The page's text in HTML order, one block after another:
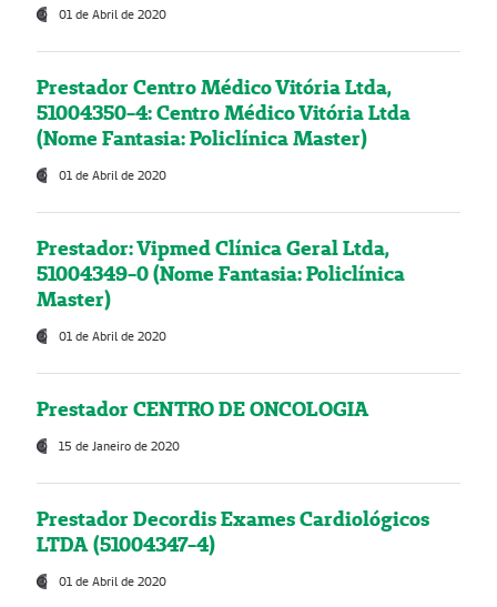
01 de Abril de 2020
Prestador Centro Médico Vitória Ltda,
51004350-4: Centro Médico Vitória Ltda
(Nome Fantasia: Policlínica Master)
01 de Abril de 2020
Prestador: Vipmed Clínica Geral Ltda,
51004349-0 (Nome Fantasia: Policlínica
Master)
01 de Abril de 2020
Prestador CENTRO DE ONCOLOGIA
15 de Janeiro de 2020
Prestador Decordis Exames Cardiológicos
LTDA (51004347-4)
01 de Abril de 2020